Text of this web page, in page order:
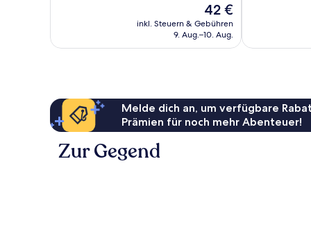
Der
Preis
beträgt
42 €
inkl. Steuern & Gebühren
9. Aug.–10. Aug.
Bewertungen
Melde dich an, um verfügbare
Prämien für noch mehr Abenteuer!
Zur Gegend